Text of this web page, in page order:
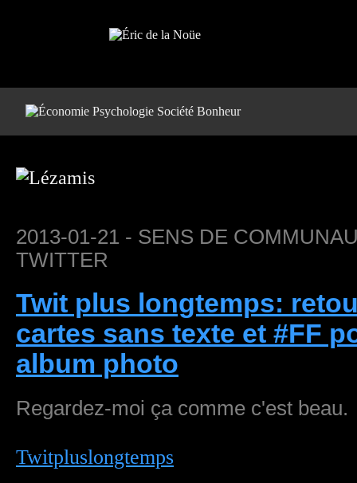
2013-01-21 - SENS DE
TWITTER
Twit plus longtemps:
cartes sans texte et #FF
album photo
Regardez-moi ça comme c'est beau.
Twitpluslongtemps